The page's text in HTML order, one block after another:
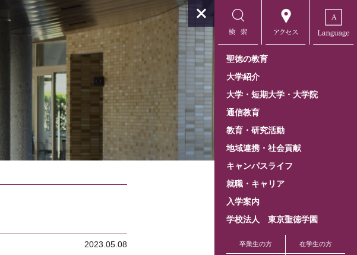
2023.05.08
聖徳の教育
大学紹介
大学・短期大学・大学院
通信教育
教育・研究活動
地域連携・社会貢献
キャンパスライフ
就職・キャリア
入学案内
学校法人 東京聖徳学園
卒業生の方 在学生の方